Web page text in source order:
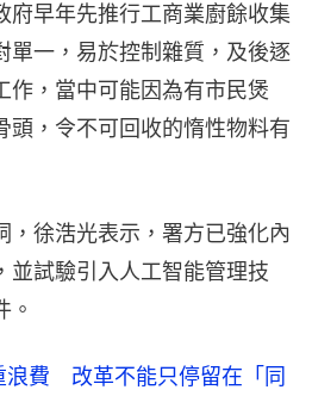
府早年先推行工商業廚餘收集
單一，易於控制雜質，及後逐
作，當中可能因為有市民煲
頭，令不可回收的惰性物料有
，徐浩光表示，署方已強化內
並試驗引入人工智能管理技
。
浪費 改革不能只停留在「同